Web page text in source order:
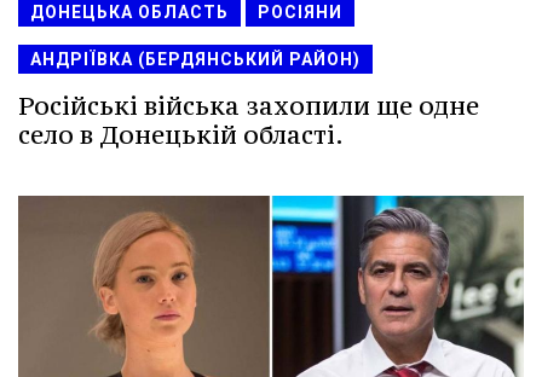
ДОНЕЦЬКА ОБЛАСТЬ РОСІЯНИ
АНДРІЇВКА (БЕРДЯНСЬКИЙ РАЙОН)
Російські війська захопили ще одне
село в Донецькій області.